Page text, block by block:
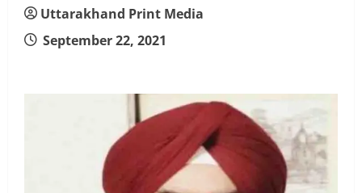
Uttarakhand Print Media
September 22, 2021